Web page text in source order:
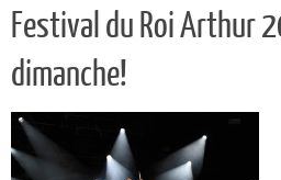
Festival du Roi Arthur
dimanche!